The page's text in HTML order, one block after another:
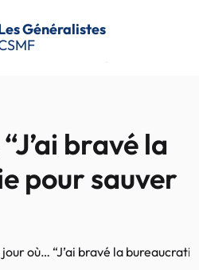
Généralistes
bravé la
pour sauver
jour où… “J’ai bravé la